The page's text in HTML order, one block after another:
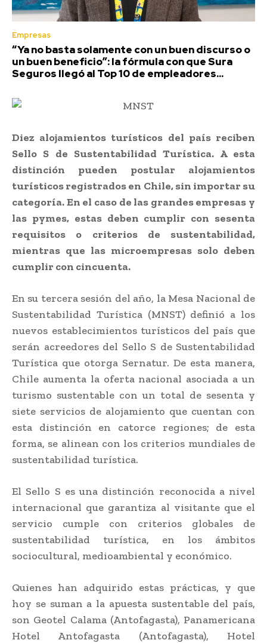
Empresas
“Ya no basta solamente con un buen discurso o
un buen beneficio”: la fórmula con que Sura
Seguros llegó al Top 10 de empleadores...
Diez alojamientos turísticos del país reciben
Sello S de Sustentabilidad Turística. A esta
distinción pueden postular alojamientos
turísticos registrados en Chile, sin importar su
categoría. En el caso de las grandes empresas y
las pymes, estas deben cumplir con sesenta
requisitos o criterios de sustentabilidad,
mientras que las microempresas solo deben
cumplir con cincuenta.
En su tercera sesión del año, la Mesa Nacional de
Sustentabilidad Turística (MNST) definió a los
nuevos establecimientos turísticos del país que
serán acreedores del Sello S de Sustentabilidad
Turística que otorga Sernatur. De esta manera,
Chile aumenta la oferta nacional asociada a un
turismo sustentable con un total de sesenta y
siete servicios de alojamiento que cuentan con
esta distinción en catorce regiones; de esta
forma, se alinean con los criterios mundiales de
sustentabilidad turística.
El Sello S es una distinción reconocida a nivel
internacional que garantiza al visitante que el
servicio cumple con criterios globales de
sustentabilidad turística, en los ámbitos
sociocultural, medioambiental y económico.
Quienes han adquirido estas prácticas, y que
hoy se suman a la apuesta sustentable del país,
son Geotel Calama (Antofagasta), Panamericana
Hotel Antofagasta (Antofagasta), Hotel